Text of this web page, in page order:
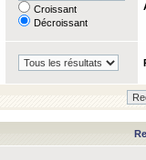
Croissant
Décroissant